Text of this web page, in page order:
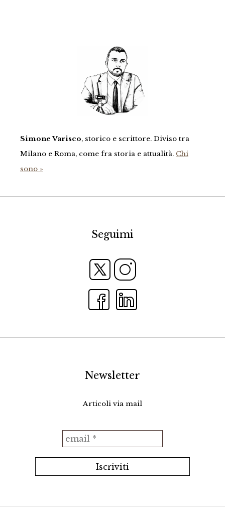
Simone Varisco, storico e scrittore. Diviso tra
Milano e Roma, come fra storia e attualità. Chi
sono »
Seguimi
Newsletter
Articoli via mail